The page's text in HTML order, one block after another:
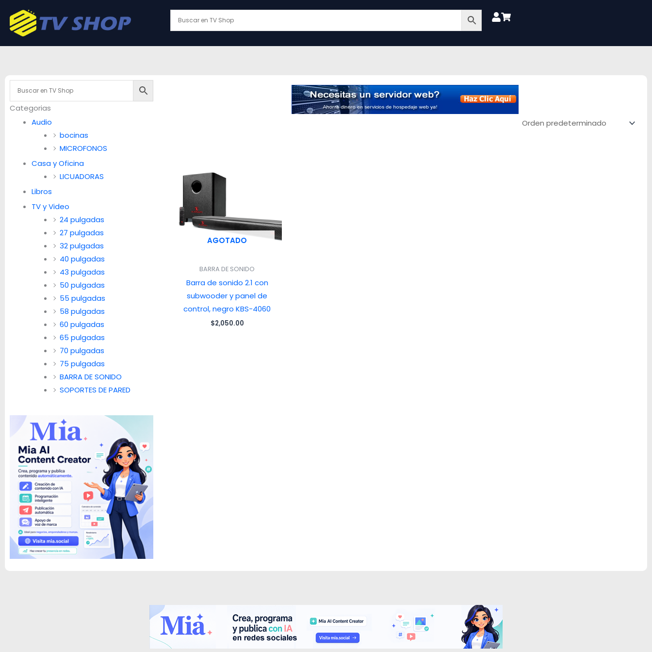
contenido
Categorias
Audio
bocinas
MICROFONOS
Casa y Oficina
LICUADORAS
Libros
TV y Video
24 pulgadas
27 pulgadas
32 pulgadas
40 pulgadas
43 pulgadas
50 pulgadas
55 pulgadas
58 pulgadas
60 pulgadas
65 pulgadas
70 pulgadas
75 pulgadas
BARRA DE SONIDO
SOPORTES DE PARED
AGOTADO
BARRA DE SONIDO
Barra de sonido 2.1 con
subwooder y panel de
control, negro KBS-4060
$2,050.00